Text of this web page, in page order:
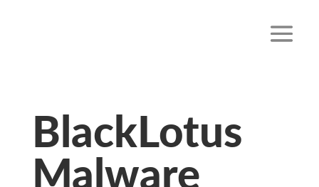
BlackLotus
Malware